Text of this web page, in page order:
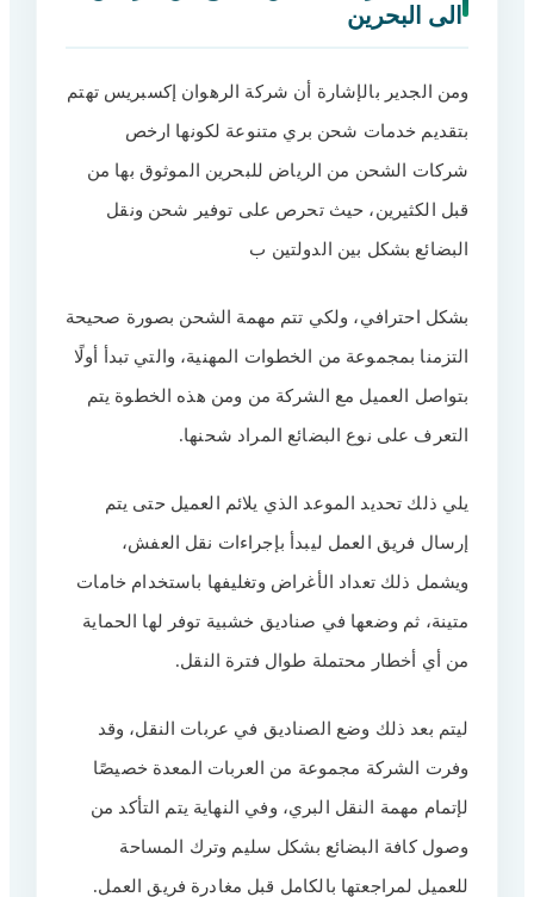
الى البحرين
ومن الجدير بالإشارة أن شركة الرهوان إكسبريس تهتم
بتقديم خدمات شحن بري متنوعة لكونها ارخص
شركات الشحن من الرياض للبحرين الموثوق بها من
قبل الكثيرين، حيث تحرص على توفير شحن ونقل
البضائع بشكل بين الدولتين ب
بشكل احترافي، ولكي تتم مهمة الشحن بصورة صحيحة
التزمنا بمجموعة من الخطوات المهنية، والتي تبدأ أولًا
بتواصل العميل مع الشركة من ومن هذه الخطوة يتم
التعرف على نوع البضائع المراد شحنها.
يلي ذلك تحديد الموعد الذي يلائم العميل حتى يتم
إرسال فريق العمل ليبدأ بإجراءات نقل العفش،
ويشمل ذلك تعداد الأغراض وتغليفها باستخدام خامات
متينة، ثم وضعها في صناديق خشبية توفر لها الحماية
من أي أخطار محتملة طوال فترة النقل.
ليتم بعد ذلك وضع الصناديق في عربات النقل، وقد
وفرت الشركة مجموعة من العربات المعدة خصيصًا
لإتمام مهمة النقل البري، وفي النهاية يتم التأكد من
وصول كافة البضائع بشكل سليم وترك المساحة
للعميل لمراجعتها بالكامل قبل مغادرة فريق العمل.